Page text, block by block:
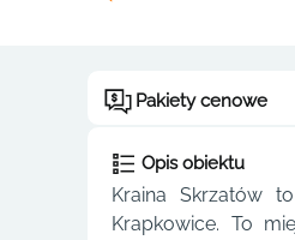
Pakiety cenowe
Opis obiektu
Kraina Skrzatów
Krapkowice. To